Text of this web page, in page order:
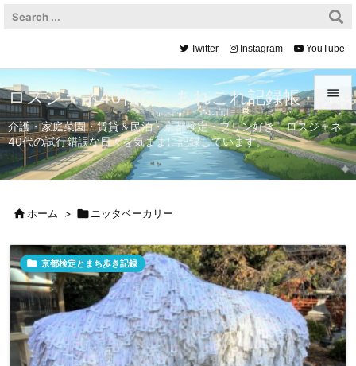


メニュ

サイド

次へ

検索
Twitter Instagram YouTube
ロスジェネ40代の、あれこれ記録帳
介護・家庭菜園・賃貸＆民泊・京都検定・プリン好き。ロスジェネ
40代の試行錯誤な日々を気ままに記録しています。
ホーム >  ニッタベーカリー
 京都検定とまち歩き記録